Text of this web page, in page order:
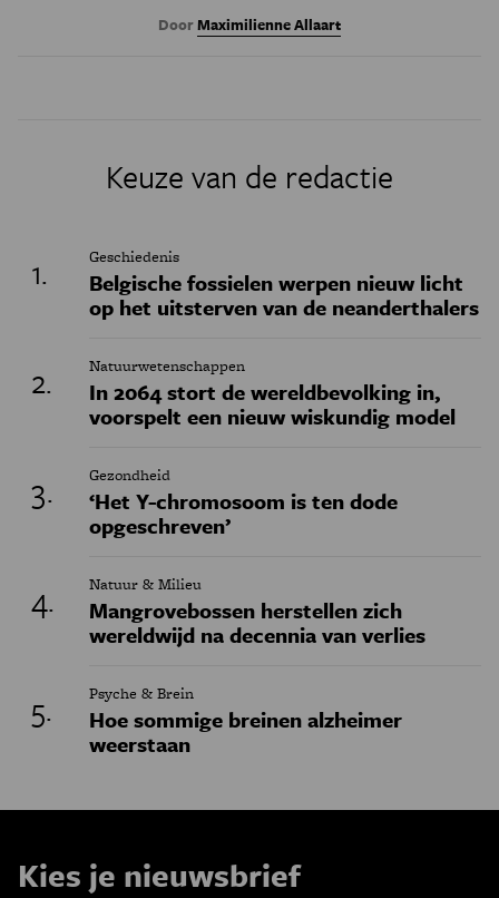
DoorMaximilienne Allaart
Keuze van de redactie
Geschiedenis
Belgische fossielen werpen nieuw licht
op het uitsterven van de neanderthalers
Natuurwetenschappen
In 2064 stort de wereldbevolking in,
voorspelt een nieuw wiskundig model
Gezondheid
‘Het Y-chromosoom is ten dode
opgeschreven’
Natuur & Milieu
Mangrovebossen herstellen zich
wereldwijd na decennia van verlies
Psyche & Brein
Hoe sommige breinen alzheimer
weerstaan
Kies je nieuwsbrief